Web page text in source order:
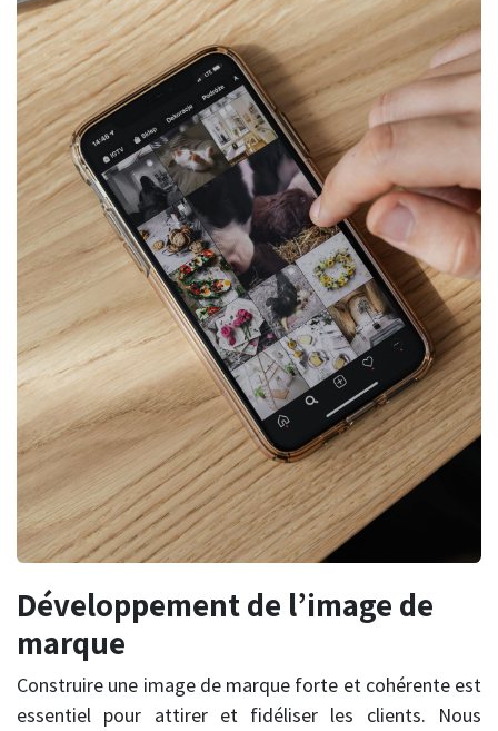
Développement de l’image de
marque
Construire une image de marque forte et cohérente est
essentiel pour attirer et fidéliser les clients. Nous